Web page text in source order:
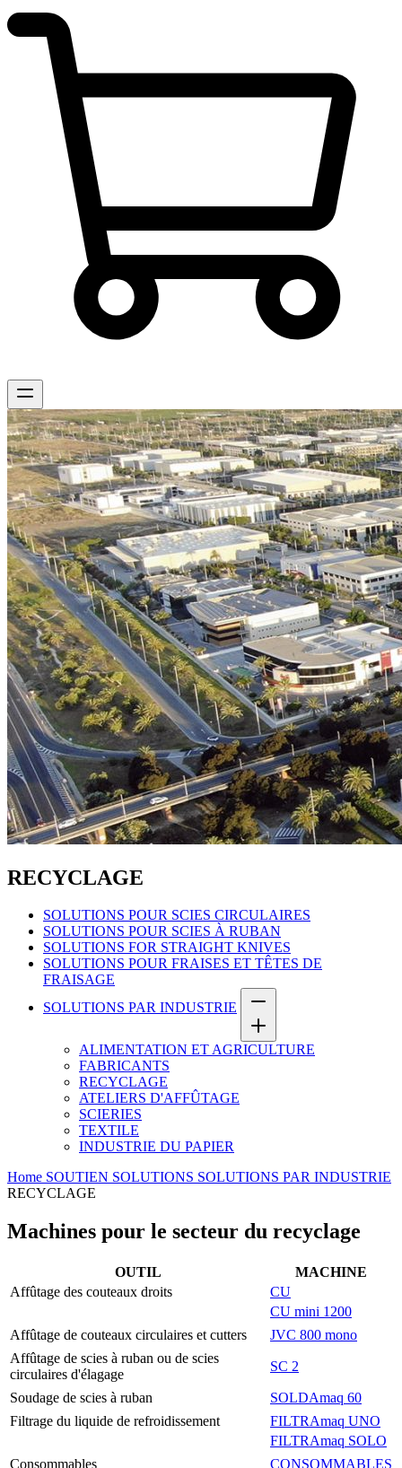
RECYCLAGE
SOLUTIONS POUR SCIES CIRCULAIRES
SOLUTIONS POUR SCIES À RUBAN
SOLUTIONS FOR STRAIGHT KNIVES
SOLUTIONS POUR FRAISES ET TÊTES DE
FRAISAGE
SOLUTIONS PAR INDUSTRIE
ALIMENTATION ET AGRICULTURE
FABRICANTS
RECYCLAGE
ATELIERS D'AFFÛTAGE
SCIERIES
TEXTILE
INDUSTRIE DU PAPIER
Home SOUTIEN SOLUTIONS SOLUTIONS PAR INDUSTRIE
RECYCLAGE
Machines pour le secteur du recyclage
OUTIL
MACHINE
Affûtage des couteaux droits
CU
CU mini 1200
Affûtage de couteaux circulaires et cutters
JVC 800 mono
Affûtage de scies à ruban ou de scies
circulaires d'élagage
SC 2
Soudage de scies à ruban
SOLDAmaq 60
Filtrage du liquide de refroidissement
FILTRAmaq UNO
FILTRAmaq SOLO
Consommables
CONSOMMABLES